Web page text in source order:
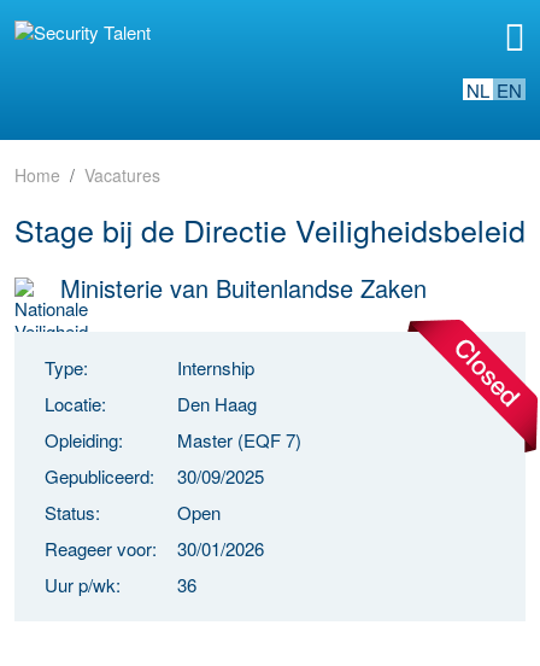
NL EN
Home Vacatures
Stage bij de Directie Veiligheidsbeleid
Ministerie van Buitenlandse Zaken
Type:
Internship
Locatie:
Den Haag
Opleiding:
Master (EQF 7)
Gepubliceerd:
30/09/2025
Status:
Open
Reageer voor:
30/01/2026
Uur p/wk:
36